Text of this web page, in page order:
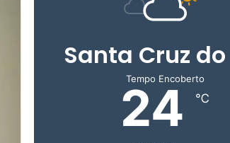
Santa Cruz do
Tempo Encoberto
24 ℃